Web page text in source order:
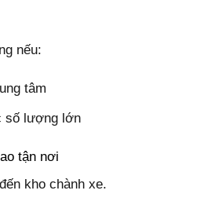
nếu:
tâm
số lượng lớn
tận nơi
kho chành xe.